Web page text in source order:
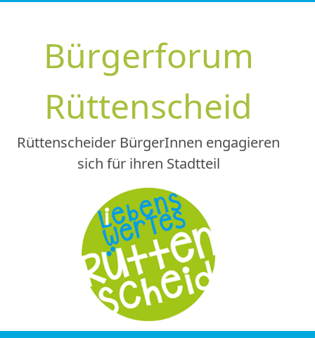
springenBürgerforum
Rüttenscheid
Rüttenscheider BürgerInnen engagieren
sich für ihren Stadtteil